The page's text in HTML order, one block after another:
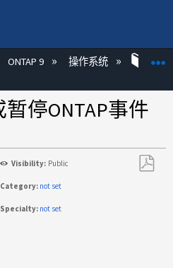
ONTAP 9 操作系统
停ONTAP事件
Visibility: Public
Category: not set
Specialty: not set